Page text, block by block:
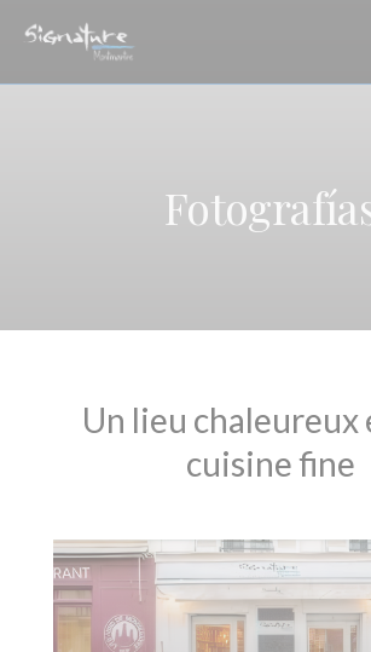
Un lieu chaleureux
cuisine fine